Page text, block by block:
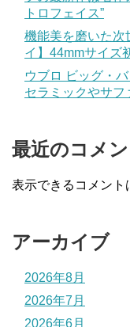
トロフェイス”
機能美を磨いた次
イ】44mmサイズ
ウブロ ビッグ・
セラミックやサフ
最近のコメン
表示できるコメント
アーカイブ
2026年8月
2026年7月
2026年6月